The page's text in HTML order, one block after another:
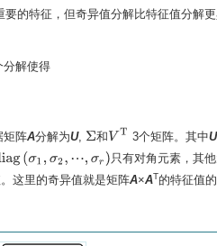
的特征，但奇异值分解比特征值分解
分解使得
矩阵A分解为U, Σ 和VT 3个矩阵。其中U
(σ1, σ 2,· ·· ,σr)
只有对角元素，其他
这里的奇异值就是矩阵A×AT的特征值